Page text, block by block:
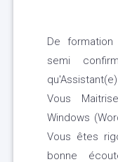
De
semi
Vous
Windows
Vous êtes
bonne